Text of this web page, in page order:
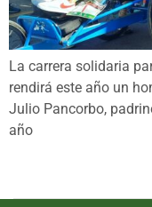
La carrera solidaria
rendirá este año un
Julio Pancorbo,
año